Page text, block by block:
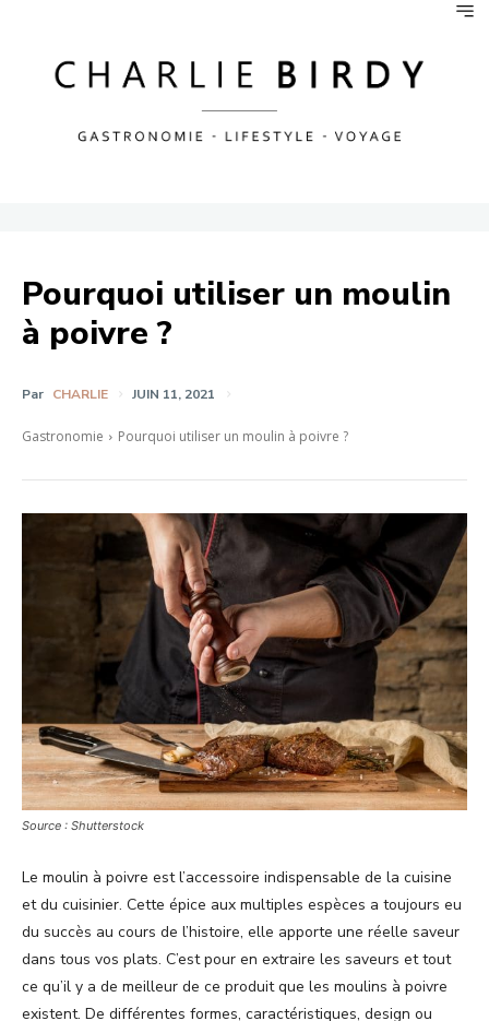
Pourquoi utiliser un moulin
à poivre ?
Par CHARLIE JUIN 11, 2021
Gastronomie Pourquoi utiliser un moulin à poivre ?
Source : Shutterstock
Le moulin à poivre est l’accessoire indispensable de la cuisine
et du cuisinier. Cette épice aux multiples espèces a toujours eu
du succès au cours de l’histoire, elle apporte une réelle saveur
dans tous vos plats. C’est pour en extraire les saveurs et tout
ce qu’il y a de meilleur de ce produit que les moulins à poivre
existent. De différentes formes, caractéristiques, design ou